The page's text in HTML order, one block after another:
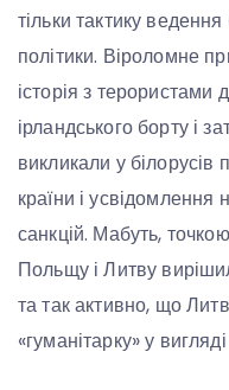
тільки тактику
політики. Віроломне
історія з терористами
ірландського борту і
викликали у білорусів
країни і усвідомлення
санкцій. Мабуть,
Польщу і Литву
та так активно, що
«гуманітарку» у